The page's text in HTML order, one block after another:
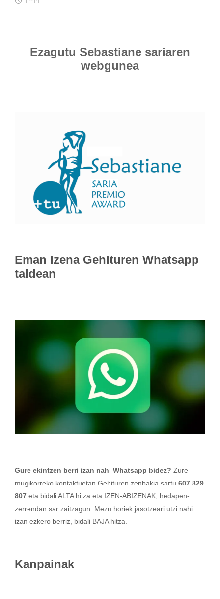
Ezagutu Sebastiane sariaren
webgunea
Eman izena Gehituren Whatsapp
taldean
Gure ekintzen berri izan nahi Whatsapp bidez? Zure
mugikorreko kontaktuetan Gehituren zenbakia sartu 607 829
807 eta bidali ALTA hitza eta IZEN-ABIZENAK, hedapen-
zerrendan sar zaitzagun. Mezu horiek jasotzeari utzi nahi
izan ezkero berriz, bidali BAJA hitza.
Kanpainak